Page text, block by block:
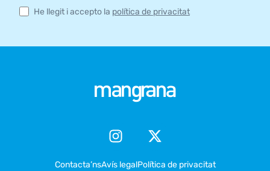
He llegit i accepto la política de privacitat
Contacta’nsAvís legalPolítica de privacitat